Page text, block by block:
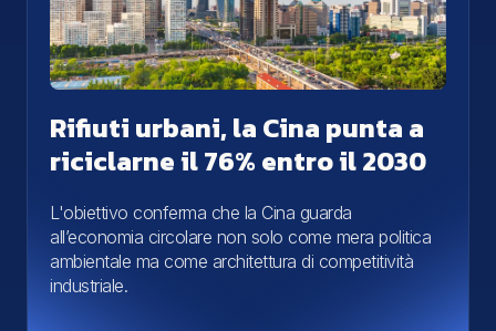
Rifiuti urbani, la Cina punta a
riciclarne il 76% entro il 2030
L'obiettivo conferma che la Cina guarda
all’economia circolare non solo come mera politica
ambientale ma come architettura di competitività
industriale.